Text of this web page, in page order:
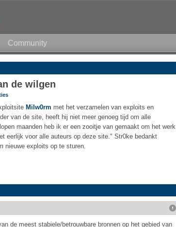
Community
de wilgen
Milw0rm met het verzamelen van exploits en
van de site, heeft hij niet meer genoeg tijd om alle
maanden heb ik er een zooitje van gemaakt om het werk
eerlijk voor alle auteurs op deze site." Str0ke bedankt
nieuwe exploits op te sturen.
de meest stabiele/betrouwbare bronnen op het gebied van